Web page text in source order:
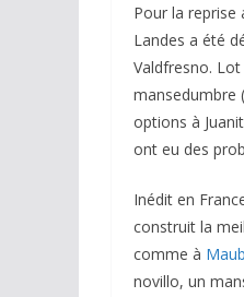
Pour la reprise
Landes a été
Valdfresno.
mansedumbre
options à
ont eu des
Inédit en
construit la
comme à
novillo, un